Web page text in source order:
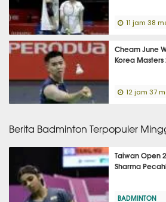
11 jam 38
Cheam June
Korea Masters
12 jam 37
Berita Badminton Terpopuler
Taiwan Open
Sharma
BADMINTON